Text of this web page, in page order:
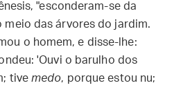
"esconderam-se da
meio das árvores do jardim.
o homem, e disse-lhe:
'Ouvi o barulho dos
tivemedo, porque estou nu;